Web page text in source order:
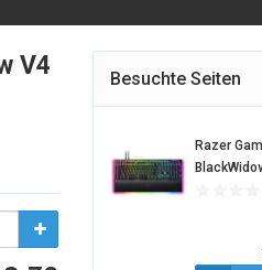
V4
Besuchte Seiten
Razer